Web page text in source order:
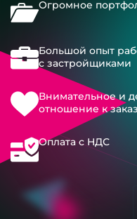
Огромное
Большой опыт
с застройщиками
Внимательное и
отношение к
Оплата с НДС